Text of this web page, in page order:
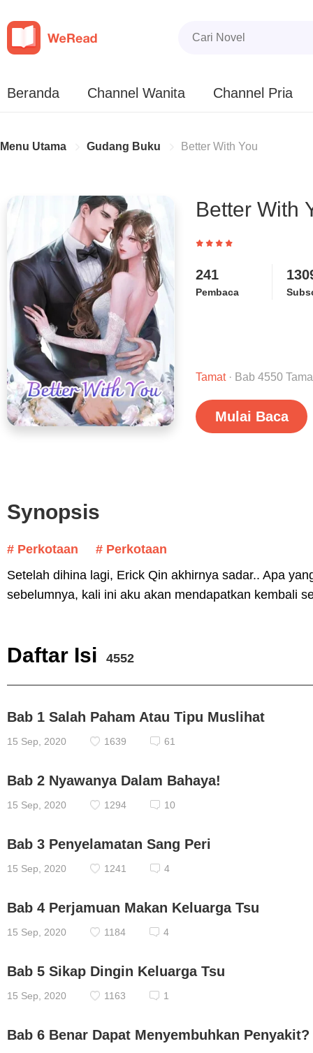
Beranda Channel Wanita Channel Pria
Menu Utama Gudang Buku Better With You
Better With
241
Pembaca
Tamat· Bab 4550
Mulai Baca
Synopsis
# Perkotaan
# Perkotaan
Setelah dihina lagi, Erick Qin akhirnya sadar.. Apa
sebelumnya, kali ini aku akan mendapatkan kembali
Daftar Isi 4552
Bab 1 Salah Paham Atau Tipu Muslihat
15 Sep, 2020 1639 61
Bab 2 Nyawanya Dalam Bahaya!
15 Sep, 2020 1294 10
Bab 3 Penyelamatan Sang Peri
15 Sep, 2020 1241 4
Bab 4 Perjamuan Makan Keluarga Tsu
15 Sep, 2020 1184 4
Bab 5 Sikap Dingin Keluarga Tsu
15 Sep, 2020 1163 1
Bab 6 Benar Dapat Menyembuhkan Penyakit?